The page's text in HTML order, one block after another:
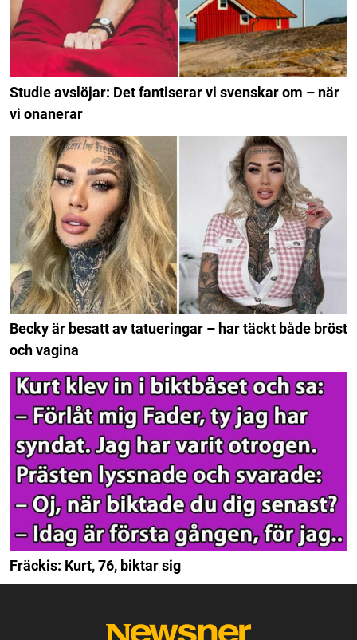
Studie avslöjar: Det fantiserar vi svenskar om – när
vi onanerar
Becky är besatt av tatueringar – har täckt både bröst
och vagina
Fräckis: Kurt, 76, biktar sig